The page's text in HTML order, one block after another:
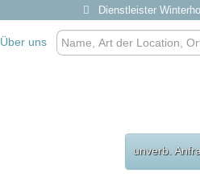
Dienstleister
Über uns
unverb.